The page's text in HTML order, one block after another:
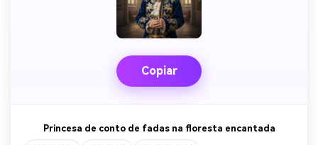
Copiar
Princesa de conto de fadas na floresta encantada